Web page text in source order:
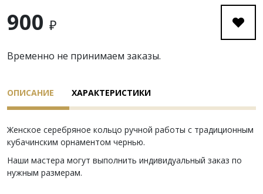
900 ₽
Временно не принимаем заказы.
ОПИСАНИЕ ХАРАКТЕРИСТИКИ
Женское серебряное кольцо ручной работы с традиционным
кубачинским орнаментом чернью.
Наши мастера могут выполнить индивидуальный заказ по
нужным размерам.